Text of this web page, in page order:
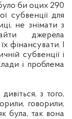
би оцих 290
субвенції для
не знімати з
джерела
фінансувати. І
субвенції і
і проблема
з того,
говорили,
була, так вона